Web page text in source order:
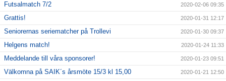
Futsalmatch 7/2 2020-02-06 09:35
Grattis! 2020-01-31 12:17
Seniorernas seriematcher på Trollevi 2020-01-30 09:37
Helgens match! 2020-01-24 11:33
Meddelande till våra sponsorer! 2020-01-23 09:51
Välkomna på SAIK´s årsmöte 15/3 kl 15,00 2020-01-21 12:50